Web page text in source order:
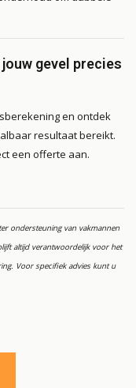
gevel precies
en ontdek
resultaat bereikt.
een offerte aan.
ondersteuning van vakmannen
altijd verantwoordelijk voor het
Voor specifiek advies kunt u